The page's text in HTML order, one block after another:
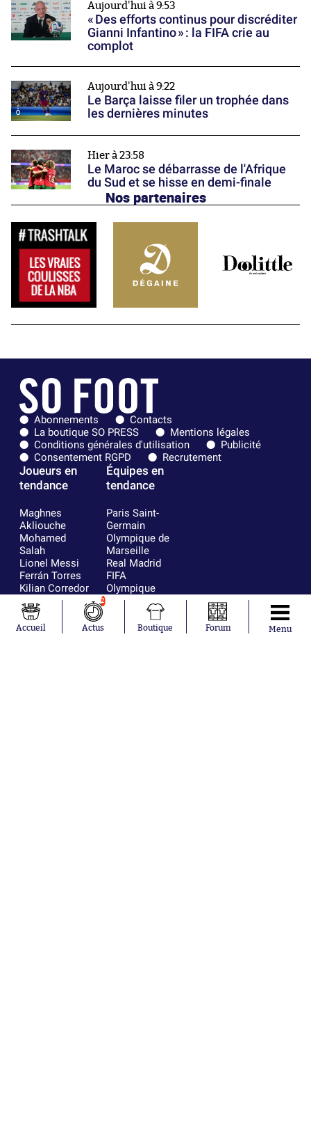
Aujourd'hui à 9:53
« Des efforts continus pour discréditer
Gianni Infantino » : la FIFA crie au
complot
Aujourd'hui à 9:22
Le Barça laisse filer un trophée dans
les dernières minutes
Hier à 23:58
Le Maroc se débarrasse de l'Afrique
du Sud et se hisse en demi-finale
Nos partenaires
Abonnements
Contacts
La boutique SO PRESS
Mentions légales
Conditions générales d'utilisation
Publicité
Consentement RGPD
Recrutement
Joueurs en
tendance
Maghnes
Akliouche
Mohamed
Salah
Lionel Messi
Ferrán Torres
Kilian Corredor
Franco
Mastantuono
Orel Mangala
Équipes en
tendance
Paris Saint-
Germain
Olympique de
Marseille
Real Madrid
FIFA
Olympique
lyonnais
AS Monaco
FC Barcelone
Accueil
2
Actus Boutique Forum Menu